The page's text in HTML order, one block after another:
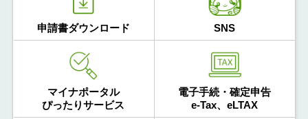
申請書ダウンロード SNS
マイナポータル
ぴったりサービス
電子手続・確定申告
e-Tax、eLTAX